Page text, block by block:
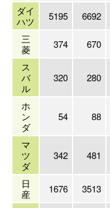
ダイ
ハツ
5195 6692
三
菱
374 670
ス
バ
ル
320 280
ホ
ン
ダ
54 88
マ
ツ
ダ
342 481
日
産
1676 3513